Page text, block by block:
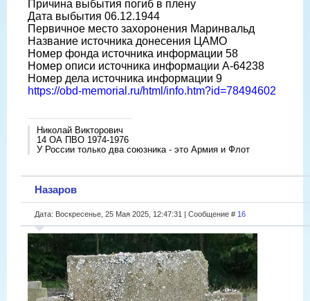
Причина выбытия погиб в плену
Дата выбытия 06.12.1944
Первичное место захоронения Маринвальд
Название источника донесения ЦАМО
Номер фонда источника информации 58
Номер описи источника информации A-64238
Номер дела источника информации 9
https://obd-memorial.ru/html/info.htm?id=78494602
Николай Викторович
14 ОА ПВО 1974-1976
У России только два союзника - это Армия и Флот
Назаров
Дата: Воскресенье, 25 Мая 2025, 12:47:31 | Сообщение # 16